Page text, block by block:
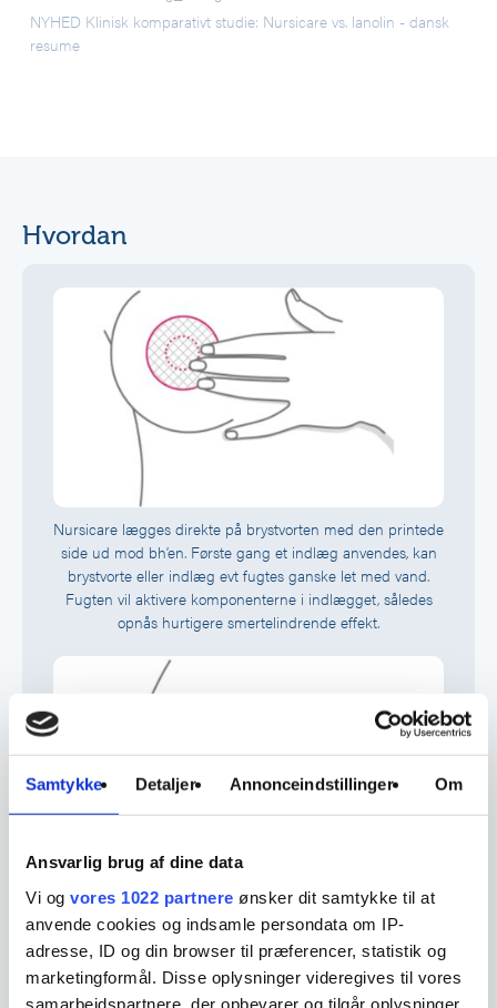
Samtykke Detaljer Annonceindstillinger Om
Ansvarlig brug af dine data
Vi og vores 1022 partnere ønsker dit samtykke til at
anvende cookies og indsamle persondata om IP-
adresse, ID og din browser til præferencer, statistik og
marketingformål. Disse oplysninger videregives til vores
samarbejdspartnere, der opbevarer og tilgår oplysninger
NYHED Klinisk komparativt studie: Nursicare vs. lanolin - dansk
resume
Hvordan
Nursicare lægges direkte på brystvorten med den printede
side ud mod bh’en. Første gang et indlæg anvendes, kan
brystvorte eller indlæg evt fugtes ganske let med vand.
Fugten vil aktivere komponenterne i indlægget, således
opnås hurtigere smertelindrende effekt.
Det anbefales at tage Nursicare af begge bryster under
amning. Indlæggene placeres på en ren overflade med
den printede side nedad.